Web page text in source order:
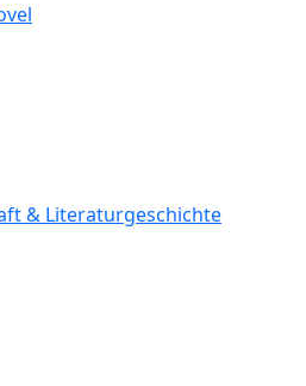
& Literaturgeschichte